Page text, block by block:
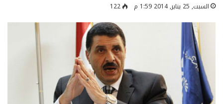
السبت, 25 يناير, 2014 1:59 م 122